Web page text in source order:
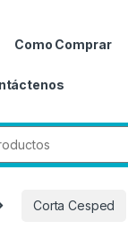
Como Comprar
Corta Cesped